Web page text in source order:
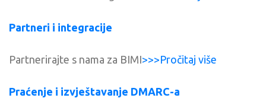
Partneri i integracije
Partnerirajte s nama za BIMI>>>Pročitaj više
Praćenje i izvještavanje DMARC-a